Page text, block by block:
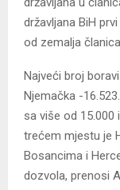
državljana BiH
od zemalja članica
Najveći broj
Njemačka -
sa više od 15.000
trećem mjestu je
Bosancima i
dozvola, prenosi